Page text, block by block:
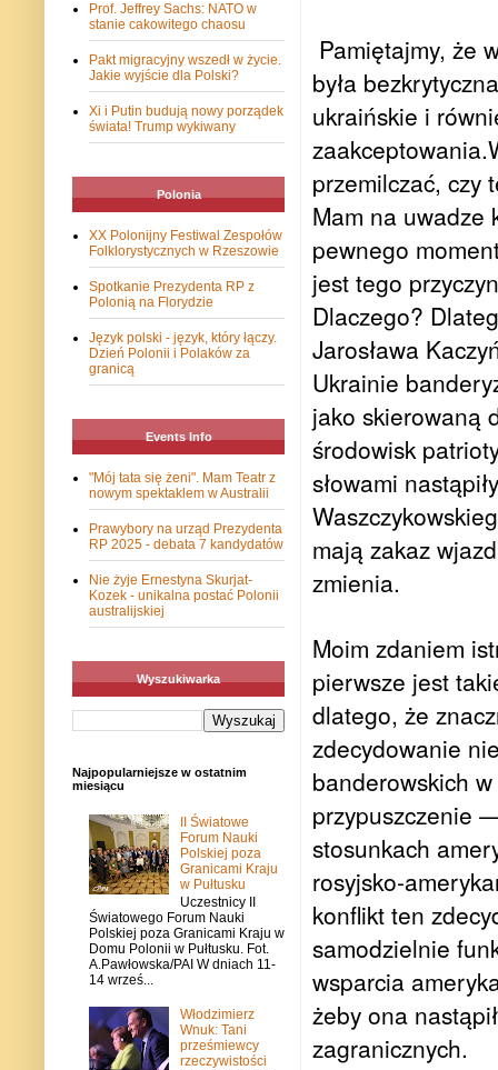
Pamiętajmy, że
była
ukraińskie i
przemilczać, czy
Mam na uwadze
pewnego
jest tego
Dlaczego?
Jarosława
Ukrainie
jako skierowaną
środowisk
słowami
mają zakaz
zmienia.
Moim zdaniem
pierwsze jest
dlatego, że
zdecydowanie
banderowskich
przypuszczenie
stosunkach
rosyjsko-
konflikt ten
samodzielnie
wsparcia
żeby ona
zagranicznych.
Prof. Jeffrey Sachs: NATO w
stanie cakowitego chaosu
Pakt migracyjny wszedł w życie.
Jakie wyjście dla Polski?
Xi i Putin budują nowy porządek
świata! Trump wykiwany
Polonia
XX Polonijny Festiwal Zespołów
Folklorystycznych w Rzeszowie
Spotkanie Prezydenta RP z
Polonią na Florydzie
Język polski - język, który łączy.
Dzień Polonii i Polaków za
granicą
Events Info
"Mój tata się żeni". Mam Teatr z
nowym spektaklem w Australii
Prawybory na urząd Prezydenta
RP 2025 - debata 7 kandydatów
Nie żyje Ernestyna Skurjat-
Kozek - unikalna postać Polonii
australijskiej
Wyszukiwarka
Najpopularniejsze w ostatnim
miesiącu
II Światowe
Forum Nauki
Polskiej poza
Granicami Kraju
w Pułtusku
Uczestnicy II
Światowego Forum Nauki
Polskiej poza Granicami Kraju w
Domu Polonii w Pułtusku. Fot.
A.Pawłowska/PAI W dniach 11-
14 wrześ...
Włodzimierz
Wnuk: Tani
prześmiewcy
rzeczywistości